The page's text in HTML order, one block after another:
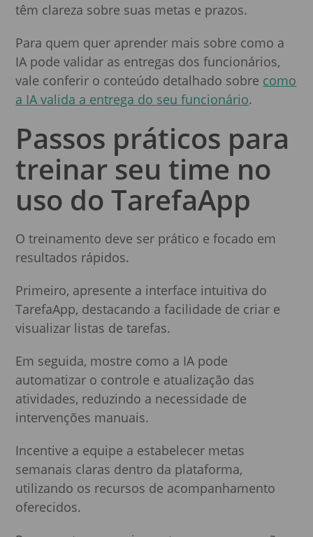
têm clareza sobre suas metas e prazos.
Para quem quer aprender mais sobre como a
IA pode validar as entregas dos funcionários,
vale conferir o conteúdo detalhado sobre como
a IA valida a entrega do seu funcionário.
Passos práticos para
treinar seu time no
uso do TarefaApp
O treinamento deve ser prático e focado em
resultados rápidos.
Primeiro, apresente a interface intuitiva do
TarefaApp, destacando a facilidade de criar e
visualizar listas de tarefas.
Em seguida, mostre como a IA pode
automatizar o controle e atualização das
atividades, reduzindo a necessidade de
intervenções manuais.
Incentive a equipe a estabelecer metas
semanais claras dentro da plataforma,
utilizando os recursos de acompanhamento
oferecidos.